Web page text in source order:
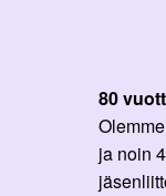
80
ja noin